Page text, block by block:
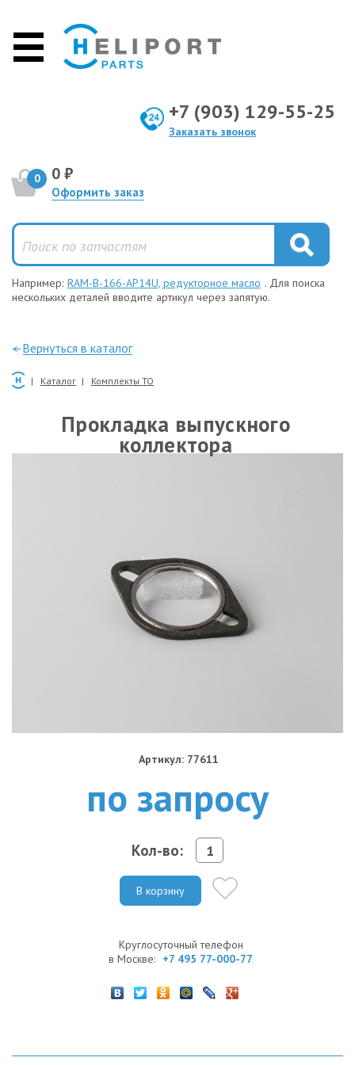
+7 (903) 129-55-25
Заказать звонок
0 0 ₽
Оформить заказ
Например: RAM-B-166-AP14U, редукторное масло . Для поиска
нескольких деталей вводите артикул через запятую.
—Вернуться в каталог
Каталог Комплекты ТО
Прокладка выпускного
коллектора
Артикул: 77611
по запросу
Кол-во:
В корзину
Круглосуточный телефон
в Москве: +7 495 77-000-77